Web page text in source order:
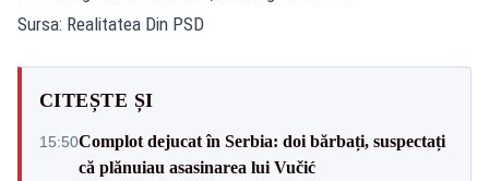
Sursa: Realitatea Din PSD
CITEȘTE ȘI
15:50Complot dejucat în Serbia: doi bărbați, suspectați
că plănuiau asasinarea lui Vučić